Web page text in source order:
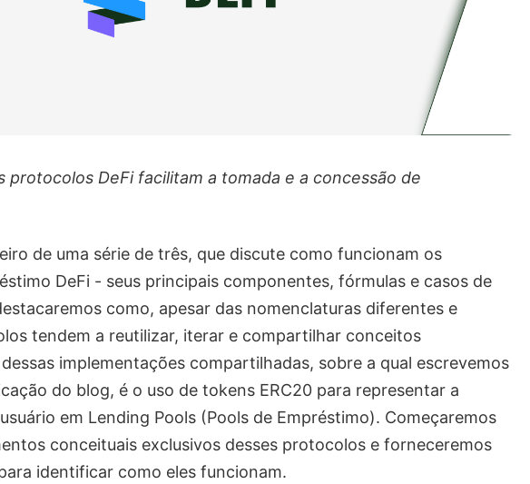
protocolos DeFi facilitam a tomada e a concessão de
de uma série de três, que discute como funcionam os
DeFi - seus principais componentes, fórmulas e casos de
como, apesar das nomenclaturas diferentes e
tendem a reutilizar, iterar e compartilhar conceitos
implementações compartilhadas, sobre a qual escrevemos
do blog, é o uso de tokens ERC20 para representar a
em Lending Pools (Pools de Empréstimo). Começaremos
conceituais exclusivos desses protocolos e forneceremos
identificar como eles funcionam.